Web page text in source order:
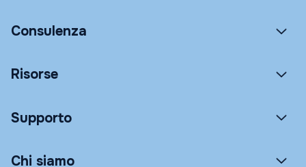
Consulenza
Risorse
Supporto
Chi siamo